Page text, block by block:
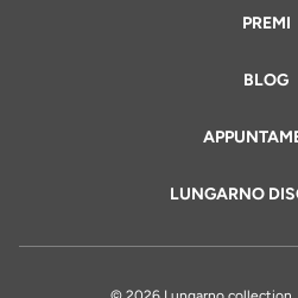
PREMI
BLOG
LUNGARNO